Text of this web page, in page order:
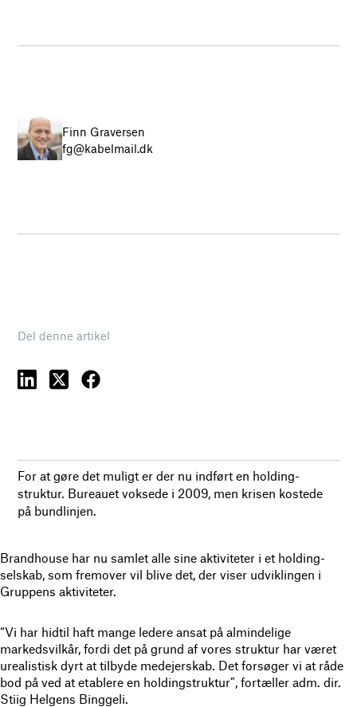
Finn Graversen
fg@kabelmail.dk
Del denne artikel
For at gøre det muligt er der nu indført en holding-
struktur. Bureauet voksede i 2009, men krisen kostede
på bundlinjen.
Brandhouse har nu samlet alle sine aktiviteter i et holding-
selskab, som fremover vil blive det, der viser udviklingen i
Gruppens aktiviteter.
“Vi har hidtil haft mange ledere ansat på almindelige
markedsvilkår, fordi det på grund af vores struktur har været
urealistisk dyrt at tilbyde medejerskab. Det forsøger vi at råde
bod på ved at etablere en holdingstruktur”, fortæller adm. dir.
Stiig Helgens Binggeli.